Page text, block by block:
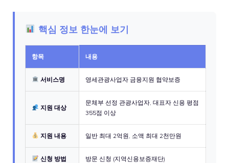
핵심 정보 한눈에 보기
항목 내용
서비스명 영세관광사업자 금융지원 협약보증
지원 대상
문체부 선정 관광사업자, 대표자 신용 평점
355점 이상
지원 내용 일반 최대 2억원, 소액 최대 2천만원
신청 방법 방문 신청 (지역신용보증재단)